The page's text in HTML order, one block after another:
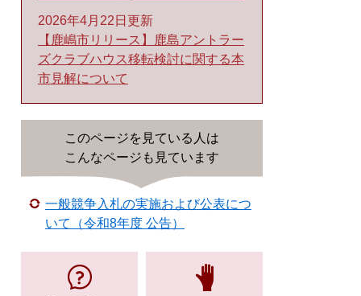
2026年4月22日更新
【鹿嶋市リリース】鹿島アントラー
ズクラブハウス移転検討に関する本
市見解について
このページを見ている人は
こんなページも見ています
一般競争入札の実施および公表につ
いて（令和8年度 公告）